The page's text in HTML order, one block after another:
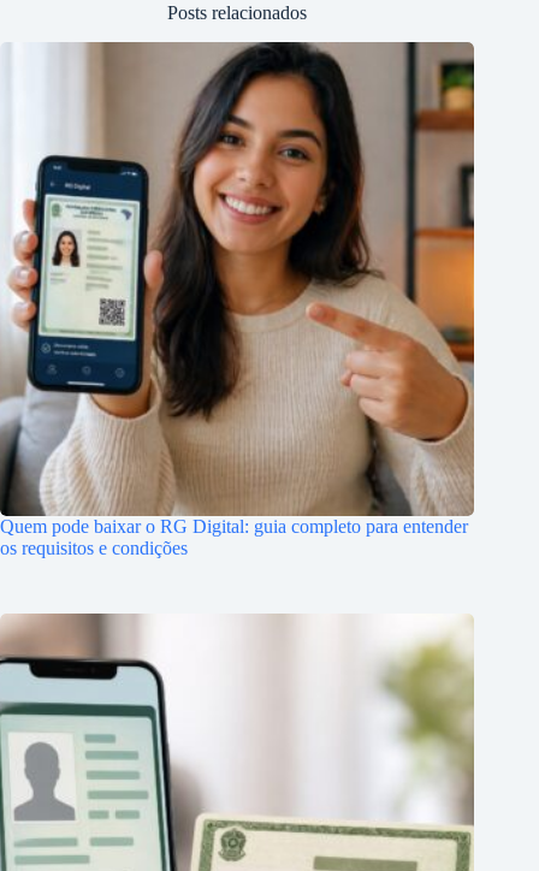
Posts relacionados
Quem pode baixar o RG Digital: guia completo para entender
os requisitos e condições